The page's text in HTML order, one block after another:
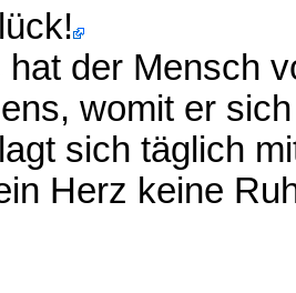
hat der Mensch
womit er
sich täglich
Herz keine